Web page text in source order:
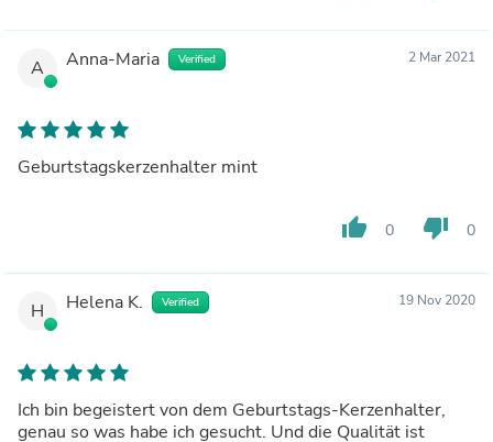
A Anna-Maria Verified 2 Mar 2021
Geburtstagskerzenhalter mint
thumb_up 0 thumb_down 0
H Helena K. Verified 19 Nov 2020
Ich bin begeistert von dem Geburtstags-Kerzenhalter,
genau so was habe ich gesucht. Und die Qualität ist